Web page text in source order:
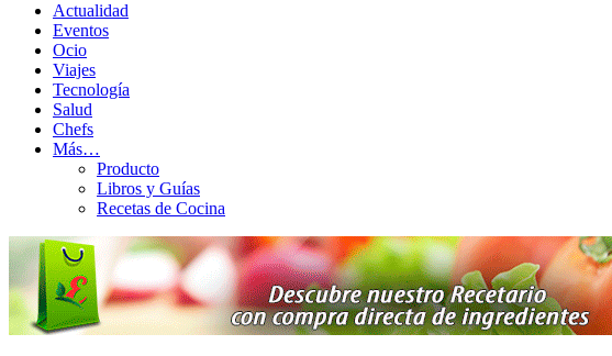
Actualidad
Eventos
Ocio
Viajes
Tecnología
Salud
Chefs
Más…
Producto
Libros y Guías
Recetas de Cocina